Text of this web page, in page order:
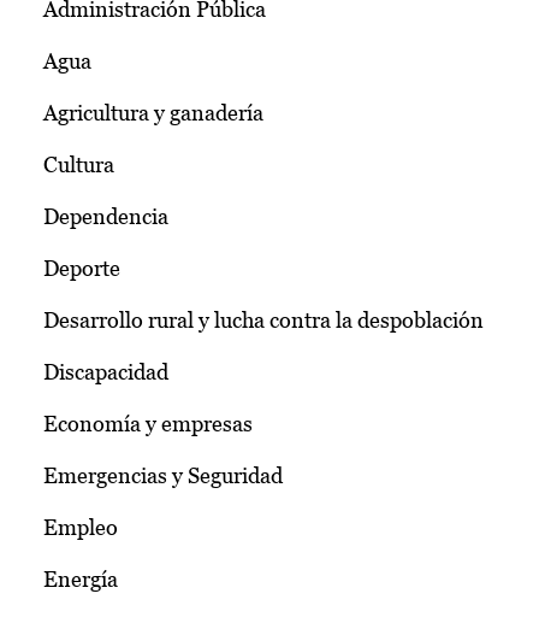
Administración Pública
Agua
Agricultura y ganadería
Cultura
Dependencia
Deporte
Desarrollo rural y lucha contra la despoblación
Discapacidad
Economía y empresas
Emergencias y Seguridad
Empleo
Energía